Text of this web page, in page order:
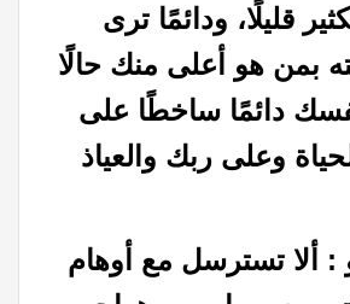
قليلًا، ودائمًا ترى
بمن هو أعلى منك حالًا
دائمًا ساخطًا على
وعلى ربك والعياذ
: ألا تسترسل مع أوهام